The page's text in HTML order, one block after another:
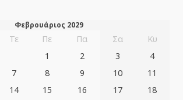
Φεβρουάριος 2029
Τε Πε Πα Σα
Κυ
1
2 3
4
7 8 9 10
11
14 15 16 17
18